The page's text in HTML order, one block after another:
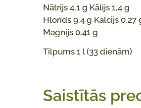
Nātrijs 4,1 g Kālijs 1,4 g
Hlorīds 9,4 g Kalcijs 0,27
Magnijs 0,41 g
Tilpums 1 l (33 dienām)
Saistītās